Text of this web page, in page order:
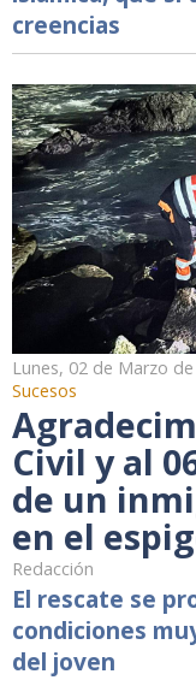
creencias
Lunes, 02 de Marzo
Sucesos
Civil y al
de un
en el
Redacción
El rescate se
condiciones
del joven